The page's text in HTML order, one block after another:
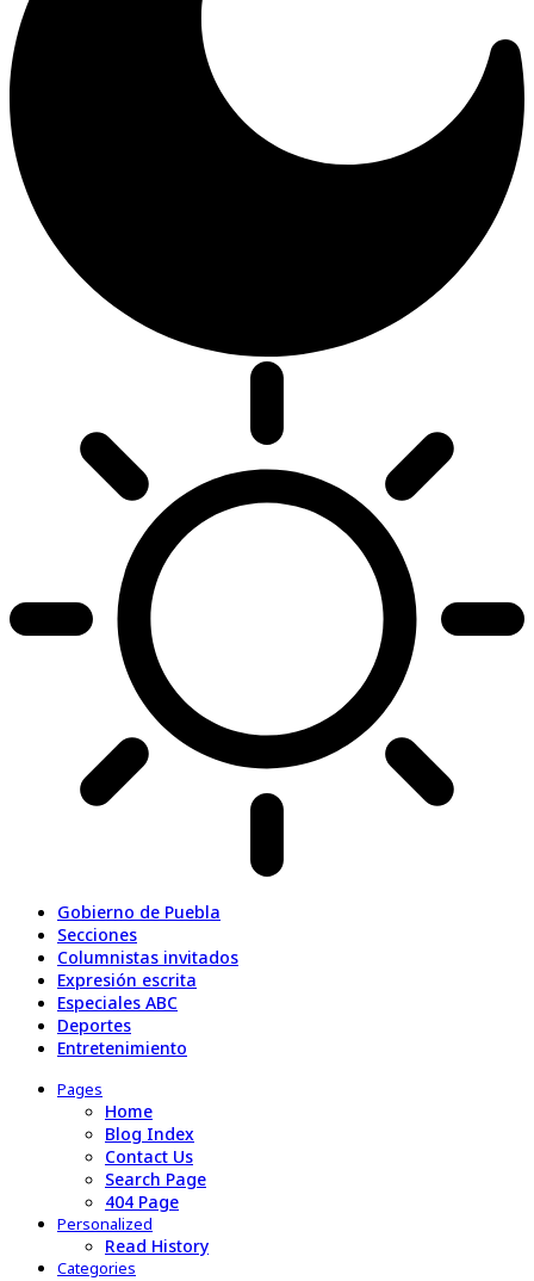
Gobierno de Puebla
Secciones
Columnistas invitados
Expresión escrita
Especiales ABC
Deportes
Entretenimiento
Pages
Home
Blog Index
Contact Us
Search Page
404 Page
Personalized
Read History
Categories